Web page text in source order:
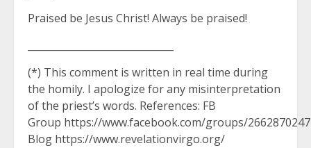
Praised be Jesus Christ! Always be praised!
(*) This comment is written in real time during
the homily. I apologize for any misinterpretation
of the priest’s words. References: FB
Group https://www.facebook.com/groups/
Blog https://www.revelationvirgo.org/